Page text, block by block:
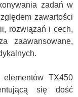
zadań w
zawartości
rozwiązań i cech,
zaawansowane,
TX450
się dość